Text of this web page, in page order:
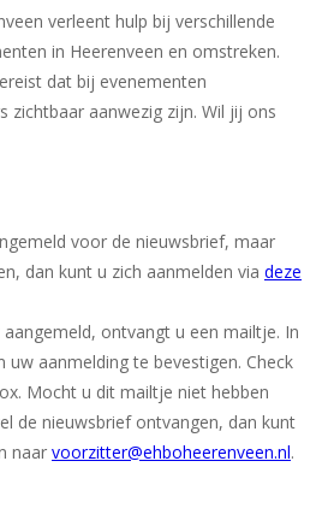
verleent hulp bij verschillende
in Heerenveen en omstreken.
dat bij evenementen
zichtbaar aanwezig zijn. Wil jij ons
voor de nieuwsbrief, maar
dan kunt u zich aanmelden via deze
ontvangt u een mailtje. In
uw aanmelding te bevestigen. Check
Mocht u dit mailtje niet hebben
de nieuwsbrief ontvangen, dan kunt
naar voorzitter@ehboheerenveen.nl.